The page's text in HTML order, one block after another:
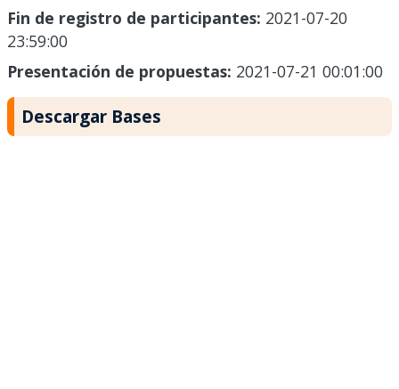
Fin de registro de participantes: 2021-07-20
23:59:00
Presentación de propuestas: 2021-07-21 00:01:00
Descargar Bases